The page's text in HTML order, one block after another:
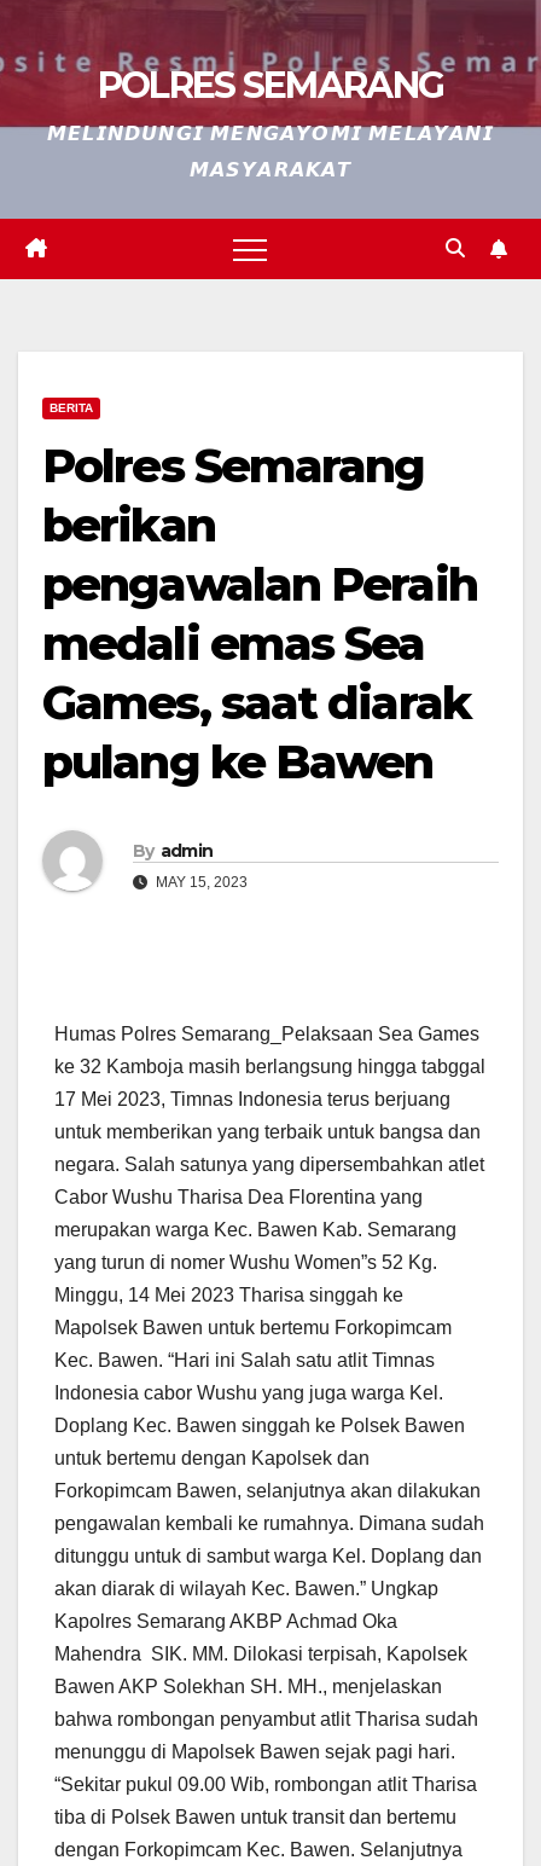
POLRES SEMARANG
𝙈𝙀𝙇𝙄𝙉𝘿𝙐𝙉𝙂𝙄 𝙈𝙀𝙉𝙂𝘼𝙔𝙊𝙈𝙄 𝙈𝙀𝙇𝘼𝙔𝘼𝙉𝙄
𝙈𝘼𝙎𝙔𝘼𝙍𝘼𝙆𝘼𝙏
BERITA
Polres Semarang
berikan
pengawalan Peraih
medali emas Sea
Games, saat diarak
pulang ke Bawen
By admin
MAY 15, 2023
Humas Polres Semarang_Pelaksaan Sea Games
ke 32 Kamboja masih berlangsung hingga tabggal
17 Mei 2023, Timnas Indonesia terus berjuang
untuk memberikan yang terbaik untuk bangsa dan
negara. Salah satunya yang dipersembahkan atlet
Cabor Wushu Tharisa Dea Florentina yang
merupakan warga Kec. Bawen Kab. Semarang
yang turun di nomer Wushu Women”s 52 Kg.
Minggu, 14 Mei 2023 Tharisa singgah ke
Mapolsek Bawen untuk bertemu Forkopimcam
Kec. Bawen. “Hari ini Salah satu atlit Timnas
Indonesia cabor Wushu yang juga warga Kel.
Doplang Kec. Bawen singgah ke Polsek Bawen
untuk bertemu dengan Kapolsek dan
Forkopimcam Bawen, selanjutnya akan dilakukan
pengawalan kembali ke rumahnya. Dimana sudah
ditunggu untuk di sambut warga Kel. Doplang dan
akan diarak di wilayah Kec. Bawen.” Ungkap
Kapolres Semarang AKBP Achmad Oka
Mahendra SIK. MM. Dilokasi terpisah, Kapolsek
Bawen AKP Solekhan SH. MH., menjelaskan
bahwa rombongan penyambut atlit Tharisa sudah
menunggu di Mapolsek Bawen sejak pagi hari.
“Sekitar pukul 09.00 Wib, rombongan atlit Tharisa
tiba di Polsek Bawen untuk transit dan bertemu
dengan Forkopimcam Kec. Bawen. Selanjutnya